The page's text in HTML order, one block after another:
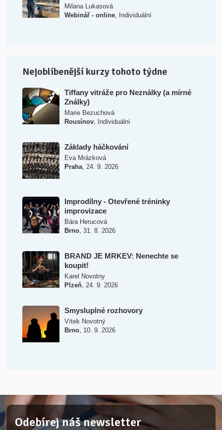
Milana Lukasová
Webinář - online, Individuální
Nejoblíbenější kurzy tohoto týdne
Tiffany vitráže pro Neználky (a mírné
Ználky)
Marie Bezuchová
Rousínov, Individuální
Základy háčkování
Eva Mrázková
Praha, 24. 9. 2026
Improdílny - Otevřené tréninky
improvizace
Bára Herucová
Brno, 31. 8. 2026
BRAND JE MRKEV: Nenechte se
koupit!
Karel Novotny
Plzeň, 24. 9. 2026
Smysluplné rozhovory
Vítek Novotný
Brno, 10. 9. 2026
Odebírej náš newsletter